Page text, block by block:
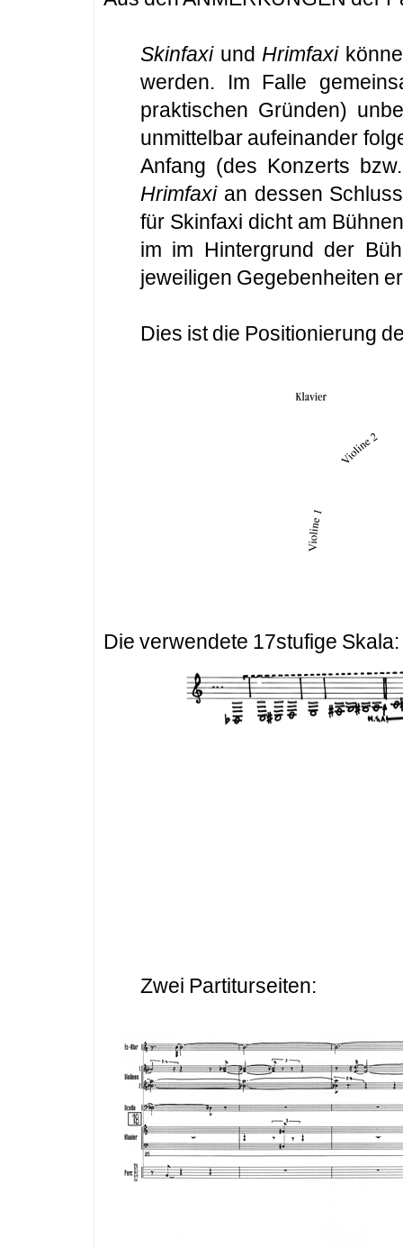
Skinfaxiund Hrimfaxi
werden. Im Falle
praktischen Gründen)
unmittelbar aufeinander
Anfang (des Konzerts
Hrimfaxian dessen
für Skinfaxi dicht am
im im Hintergrund der
jeweiligen Gegebenheiten
Dies ist die Positionierung
Die verwendete 17stufige Skala:
Zwei Partiturseiten: